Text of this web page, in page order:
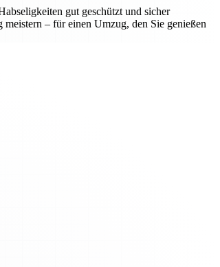
gut geschützt und sicher
– für einen Umzug, den Sie genießen